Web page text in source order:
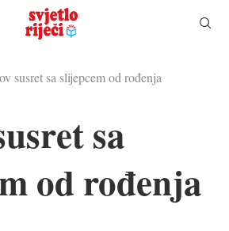
susret sa slijepcem od rođenja
sa
od rođenja